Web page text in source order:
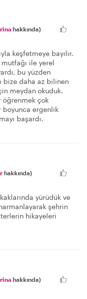
hakkında)
keşfetmeye bayılır.
ile yerel
bu yüzden
bize daha az bilinen
meydan okuduk.
öğrenmek çok
ergenlik
başardı.
hakkında)
yürüdük ve
şehrin
hikayeleri
hakkında)